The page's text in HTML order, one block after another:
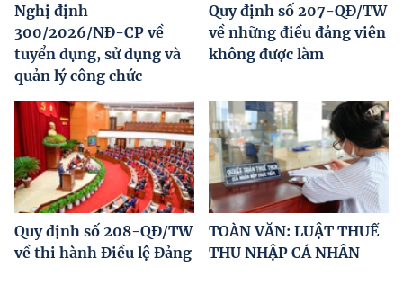
Nghị định
300/2026/NĐ-CP về
tuyển dụng, sử dụng và
quản lý công chức
Quy định số 207-QĐ/TW
về những điều đảng viên
không được làm
Quy định số 208-QĐ/TW
về thi hành Điều lệ Đảng
TOÀN VĂN: LUẬT THUẾ
THU NHẬP CÁ NHÂN